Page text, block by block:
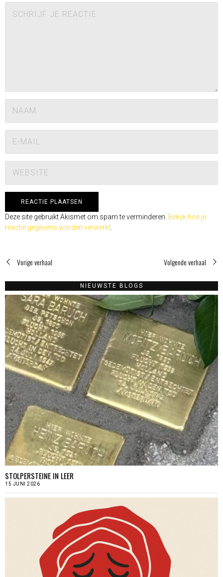
Deze site gebruikt Akismet om spam te verminderen. Bekijk hoe je
reactie gegevens worden verwerkt
Vorige verhaal Volgende verhaal
NIEUWSTE BLOGS
STOLPERSTEINE IN LEER
15 JUNI 2026